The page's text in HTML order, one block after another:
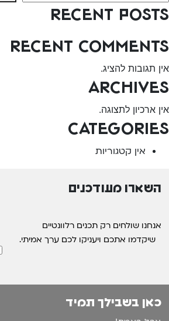
Recent Posts
Recent Comments
אין תגובות להציג.
Archives
אין ארכיון לתצוגה.
Categories
אין קטגוריות
השארו מעודכנים
אנחנו שולחים רק תכנים רלוונטיים
שיקדמו אתכם ויעניקו לכם ערך אמיתי.
כאן בשבילך תמיד